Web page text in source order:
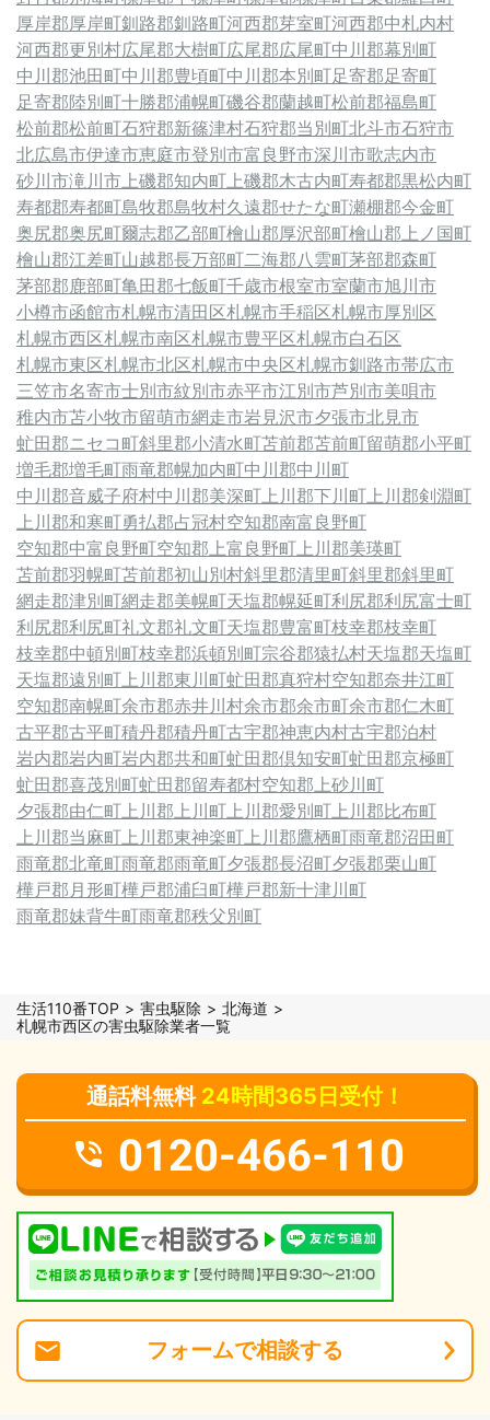
厚岸郡厚岸町釧路郡釧路町河西郡芽室町河西郡中札内村
河西郡更別村広尾郡大樹町広尾郡広尾町中川郡幕別町
中川郡池田町中川郡豊頃町中川郡本別町足寄郡足寄町
足寄郡陸別町十勝郡浦幌町磯谷郡蘭越町松前郡福島町
松前郡松前町石狩郡新篠津村石狩郡当別町北斗市石狩市
北広島市伊達市恵庭市登別市富良野市深川市歌志内市
砂川市滝川市 上磯郡知内町 上磯郡木古内町寿都郡黒松内町
寿都郡寿都町島牧郡島牧村久遠郡せたな町瀬棚郡今金町
奥尻郡奥尻町爾志郡乙部町檜山郡厚沢部町檜山郡上ノ国町
檜山郡江差町山越郡長万部町二海郡八雲町茅部郡森町
茅部郡鹿部町亀田郡七飯町千歳市根室市室蘭市旭川市
小樽市函館市札幌市清田区札幌市手稲区札幌市厚別区
札幌市西区札幌市南区札幌市豊平区札幌市白石区
札幌市東区札幌市北区札幌市中央区札幌市釧路市帯広市
三笠市名寄市士別市紋別市赤平市江別市芦別市美唄市
稚内市苫小牧市留萌市網走市岩見沢市夕張市北見市
虻田郡ニセコ町斜里郡小清水町苫前郡苫前町留萌郡小平町
増毛郡増毛町雨竜郡幌加内町中川郡中川町
中川郡音威子府村中川郡美深町 上川郡下川町 上川郡剣淵町
上川郡和寒町勇払郡占冠村空知郡南富良野町
空知郡中富良野町空知郡上富良野町 上川郡美瑛町
苫前郡羽幌町苫前郡初山別村斜里郡清里町斜里郡斜里町
網走郡津別町網走郡美幌町天塩郡幌延町利尻郡利尻富士町
利尻郡利尻町礼文郡礼文町天塩郡豊富町枝幸郡枝幸町
枝幸郡中頓別町枝幸郡浜頓別町宗谷郡猿払村天塩郡天塩町
天塩郡遠別町 上川郡東川町虻田郡真狩村空知郡奈井江町
空知郡南幌町余市郡赤井川村余市郡余市町余市郡仁木町
古平郡古平町積丹郡積丹町古宇郡神恵内村古宇郡泊村
岩内郡岩内町岩内郡共和町虻田郡倶知安町虻田郡京極町
虻田郡喜茂別町虻田郡留寿都村空知郡上砂川町
夕張郡由仁町 上川郡上川町 上川郡愛別町 上川郡比布町
上川郡当麻町 上川郡東神楽町 上川郡鷹栖町雨竜郡沼田町
雨竜郡北竜町雨竜郡雨竜町夕張郡長沼町夕張郡栗山町
樺戸郡月形町樺戸郡浦臼町樺戸郡新十津川町
雨竜郡妹背牛町雨竜郡秩父別町
生活110番TOP 害虫駆除
北海道
札幌市西区の害虫駆除業者一覧
通話料無料 24時間365日受付！
0120-466-110
フォームで相談する